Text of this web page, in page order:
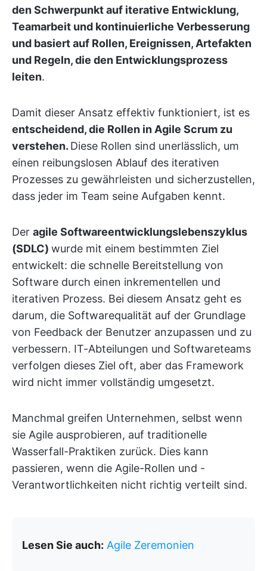
den Schwerpunkt auf iterative Entwicklung,
Teamarbeit und kontinuierliche Verbesserung
und basiert auf Rollen, Ereignissen, Artefakten
und Regeln, die den Entwicklungsprozess
leiten.
Damit dieser Ansatz effektiv funktioniert, ist es
entscheidend, die Rollen in Agile Scrum zu
verstehen. Diese Rollen sind unerlässlich, um
einen reibungslosen Ablauf des iterativen
Prozesses zu gewährleisten und sicherzustellen,
dass jeder im Team seine Aufgaben kennt.
Der agile Softwareentwicklungslebenszyklus
(SDLC) wurde mit einem bestimmten Ziel
entwickelt: die schnelle Bereitstellung von
Software durch einen inkrementellen und
iterativen Prozess. Bei diesem Ansatz geht es
darum, die Softwarequalität auf der Grundlage
von Feedback der Benutzer anzupassen und zu
verbessern. IT-Abteilungen und Softwareteams
verfolgen dieses Ziel oft, aber das Framework
wird nicht immer vollständig umgesetzt.
Manchmal greifen Unternehmen, selbst wenn
sie Agile ausprobieren, auf traditionelle
Wasserfall-Praktiken zurück. Dies kann
passieren, wenn die Agile-Rollen und -
Verantwortlichkeiten nicht richtig verteilt sind.
Lesen Sie auch: Agile Zeremonien